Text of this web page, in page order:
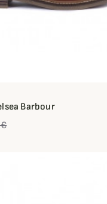
Barbour